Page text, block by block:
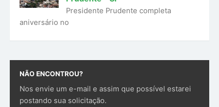
Presidente Prudente completa
aniversário no
NÃO ENCONTROU?
Nos envie um e-mail e assim que possível estarei
postando sua solicitação.